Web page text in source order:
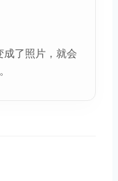
了照片，就会